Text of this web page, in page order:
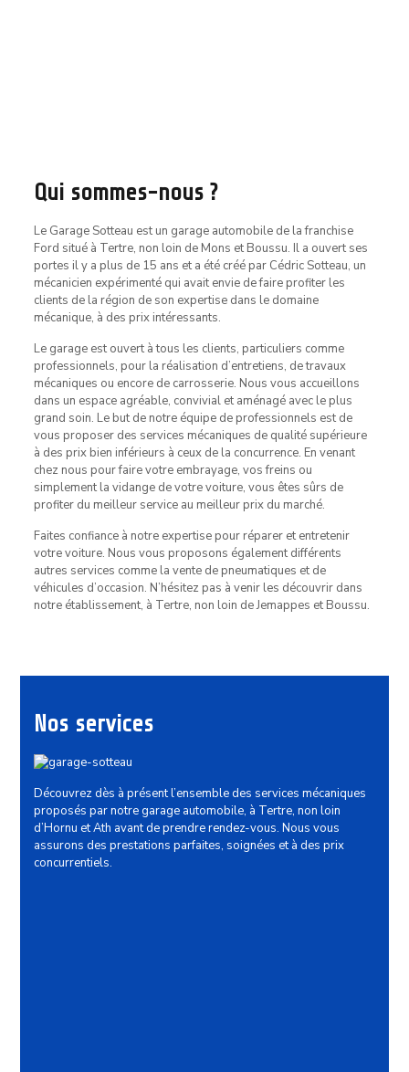
Qui sommes-nous ?
Le Garage Sotteau est un garage automobile de la franchise
Ford situé à Tertre, non loin de Mons et Boussu. Il a ouvert ses
portes il y a plus de 15 ans et a été créé par Cédric Sotteau, un
mécanicien expérimenté qui avait envie de faire profiter les
clients de la région de son expertise dans le domaine
mécanique, à des prix intéressants.
Le garage est ouvert à tous les clients, particuliers comme
professionnels, pour la réalisation d’entretiens, de travaux
mécaniques ou encore de carrosserie. Nous vous accueillons
dans un espace agréable, convivial et aménagé avec le plus
grand soin. Le but de notre équipe de professionnels est de
vous proposer des services mécaniques de qualité supérieure
à des prix bien inférieurs à ceux de la concurrence. En venant
chez nous pour faire votre embrayage, vos freins ou
simplement la vidange de votre voiture, vous êtes sûrs de
profiter du meilleur service au meilleur prix du marché.
Faites confiance à notre expertise pour réparer et entretenir
votre voiture. Nous vous proposons également différents
autres services comme la vente de pneumatiques et de
véhicules d’occasion. N’hésitez pas à venir les découvrir dans
notre établissement, à Tertre, non loin de Jemappes et Boussu.
Nos services
Découvrez dès à présent l’ensemble des services mécaniques
proposés par notre garage automobile, à Tertre, non loin
d’Hornu et Ath avant de prendre rendez-vous. Nous vous
assurons des prestations parfaites, soignées et à des prix
concurrentiels.